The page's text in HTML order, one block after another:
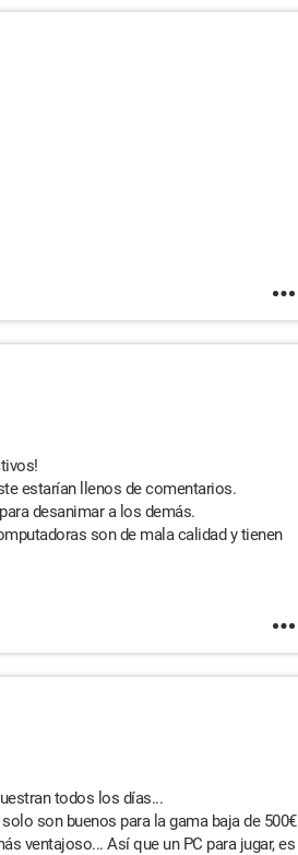
estarían llenos de comentarios.
desanimar a los demás.
son de mala calidad y tienen
todos los días...
son buenos para la gama baja de 500€
ventajoso... Así que un PC para jugar, es